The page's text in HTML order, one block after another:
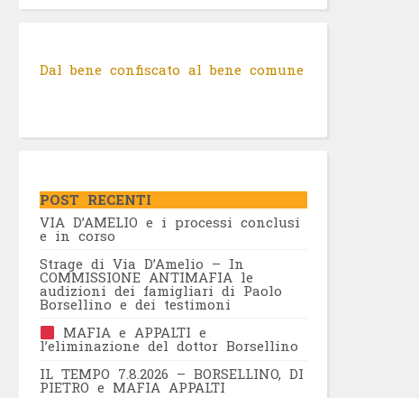
Dal bene confiscato al bene comune
POST RECENTI
VIA D’AMELIO e i processi conclusi
e in corso
Strage di Via D’Amelio – In
COMMISSIONE ANTIMAFIA le
audizioni dei famigliari di Paolo
Borsellino e dei testimoni
MAFIA e APPALTI e
l’eliminazione del dottor Borsellino
IL TEMPO 7.8.2026 – BORSELLINO, DI
PIETRO e MAFIA APPALTI